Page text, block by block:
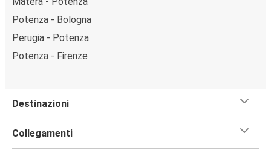
Potenza - Bologna
Perugia - Potenza
Potenza - Firenze
Destinazioni
Collegamenti